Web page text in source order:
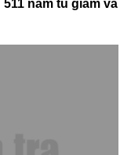
năm tù giam và